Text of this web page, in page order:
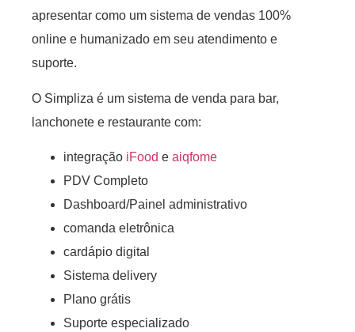
apresentar como um sistema de vendas 100%
online e humanizado em seu atendimento e
suporte.
O Simpliza é um sistema de venda para bar,
lanchonete e restaurante com:
integração iFood e aiqfome
PDV Completo
Dashboard/Painel administrativo
comanda eletrônica
cardápio digital
Sistema delivery
Plano grátis
Suporte especializado